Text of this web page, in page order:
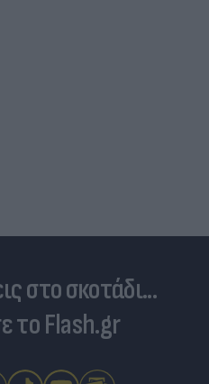
στο σκοτάδι...
το Flash.gr